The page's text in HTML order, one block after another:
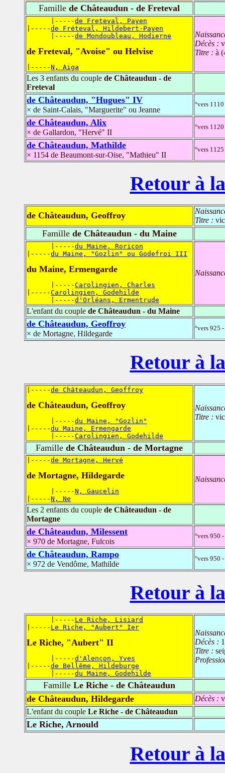
Famille de Châteaudun - de Freteval
      |-----
de Freteval, Payen
|-----de Fréteval, Hildebert-Payen
      |-----
de Mondoubleau, Hodierne
de Freteval, "Avoise" ou Helvise
|-----N, Aiga
Décès :
Titre : à
Les 3 enfants du couple de Châteaudun - de
Freteval
de Châteaudun, "Hugues" IV
× de Saint-Calais, "Marguerite" ou Jeanne
°vers
de Châteaudun, Alix
× de Gallardon, "Hervé" II
°vers
de Châteaudun, Mathilde
× 1154 de Beaumont-sur-Oise, "Mathieu" II
°vers
Retour à
de Châteaudun, Geoffroy
Titre :
Famillede Châteaudun - du Maine
      |-----
du Maine, Roricon
|-----du Maine, "Gozlin" ou Godefroi III
du Maine, Ermengarde
      |-----
Carolingien, Charles
|-----Carolingien, Godehilde
      |-----
d'Orléans, Ermentrude
L'enfant du couple de Châteaudun - du Maine
de Châteaudun, Geoffroy
× de Mortagne, Hildegarde
°vers 925 -
Retour à
|-----de Châteaudun, Geoffroy
de Châteaudun, Geoffroy
      |-----
du Maine, "Gozlin"
|-----du Maine, Ermengarde
      |-----
Carolingien, Godehilde
Titre :
Famille de Châteaudun - de Mortagne
|-----de Mortagne, Hervé
de Mortagne, Hildegarde
      |-----
N, Gaucelin
|-----N, Ne
Les 2 enfants du couple de Châteaudun - de
Mortagne
de Châteaudun, Milessent
× 970 de Mortagne, Fulcois
°vers 950 -
de Châteaudun, Rampo
× 972 de Vendôme, Mathilde
°vers 950
Retour à
      |-----
Le Riche, Lisiard
|----- Le Riche, "Aubert" Ier
Le Riche, "Aubert" II
      |-----
d'Alençon, Yves
|-----de Bellême, Hildeburge
      |-----
du Maine, Godehilde
Décès :
Titre :
Famille Le Riche - de Châteaudun
de Châteaudun, Hildegarde
Décès :
L'enfant du couple Le Riche - de Châteaudun
Le Riche, Arnould
Retour à